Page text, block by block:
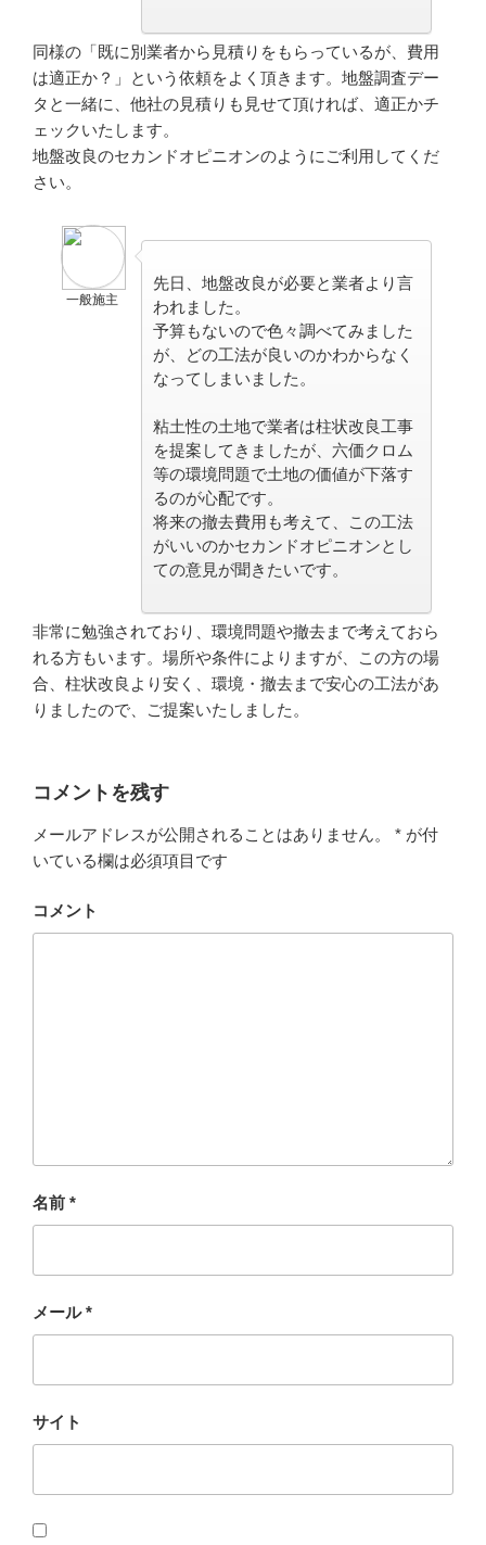
同様の 「既に別業者から見積りをもらっているが、費用
は適正か？」
という依頼をよく頂きます。地盤調査デー
タと一緒に、他社の見積りも見せて頂ければ、適正かチ
ェックいたします。
地盤改良のセカンドオピニオンのようにご利用してくだ
さい。
一般施主
先日、地盤改良が必要と業者より言
われました。
予算もないので色々調べてみました
が、どの工法が良いのかわからなく
なってしまいました。
粘土性の土地で業者は柱状改良工事
を提案してきましたが、 六価クロム
等の環境問題で土地の価値が下落す
るのが心配です。
将来の撤去費用も考えて、この工法
がいいのかセカンドオピニオンとし
ての意見が聞きたいです。
非常に勉強されており、環境問題や撤去まで考えておら
れる方もいます。場所や条件によりますが、この方の場
合、 柱状改良より安く、環境・撤去まで安心の工法があ
りましたので、ご提案いたしました。
コメントを残す
メールアドレスが公開されることはありません。 * が付
いている欄は必須項目です
コメント
名前 *
メール*
サイト